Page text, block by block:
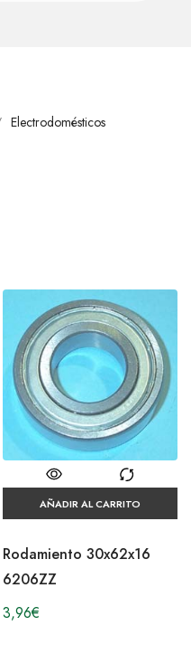
Electrodomésticos
AÑADIR AL CARRITO
Rodamiento 30x62x16
6206ZZ
3,96€